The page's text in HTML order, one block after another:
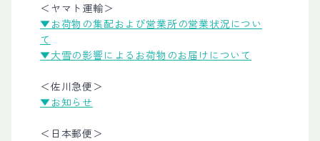
＜ヤマト運輸＞
▼お荷物の集配および営業所の営業状況につい
て
▼大雪の影響によるお荷物のお届けについて
＜佐川急便＞
▼お知らせ
＜日本郵便＞